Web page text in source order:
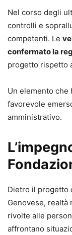
Nel corso degli
controlli e
competenti. Le
confermato la
progetto rispetto
Un elemento che
favorevole
amministrativo.
Dietro il progetto
Genovese, realtà
rivolte alle
affrontano